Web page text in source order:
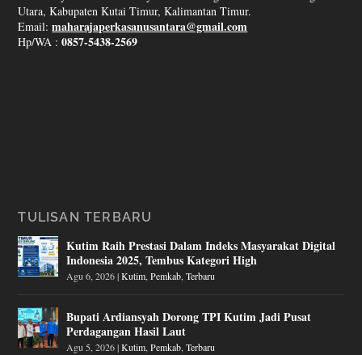
Utara, Kabupaten Kutai Timur, Kalimantan Timur.
Email:maharajaperkasanusantara@gmail.com
Hp/WA :0857-5438-2569
TULISAN TERBARU
Kutim Raih Prestasi Dalam Indeks Masyarakat Digital
Indonesia 2025, Tembus Kategori High
Agu 6, 2026|Kutim ,Pemkab ,Terbaru
Bupati Ardiansyah Dorong TPI Kutim Jadi Pusat
Perdagangan Hasil Laut
Agu 5, 2026|Kutim ,Pemkab ,Terbaru